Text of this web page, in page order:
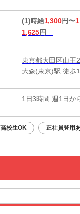
(1)時給1,300円〜
1,625円
東京都大田区山王
大森(東京)駅 徒歩
1日3時間 週1日か
高校生OK 正社員登用